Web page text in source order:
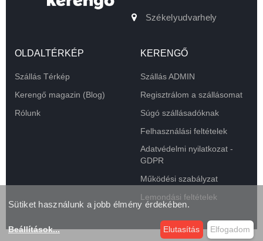
Székelyudvarhely
OLDALTÉRKÉP
Szállás Térkép
Kerengő magazin (Blog)
Rólunk
KERENGŐ
Szállás ADMIN
Regisztrálom a szállásomat
Súgó szállásadóknak
Felhasználási feltételek
Adatvédelmi nyilatkozat -
GDPR
Működési szabályzat
Lemondási feltételek
Sütiket használunk a jobb élmény érdekében.
Beállítások... Elutasítás Elfogadom